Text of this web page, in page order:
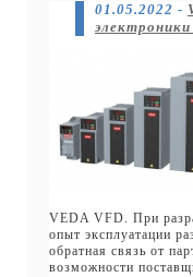
01.05.2022 -
электроники
VEDA VFD. При
опыт эксплуатации
обратная связь от
возможности